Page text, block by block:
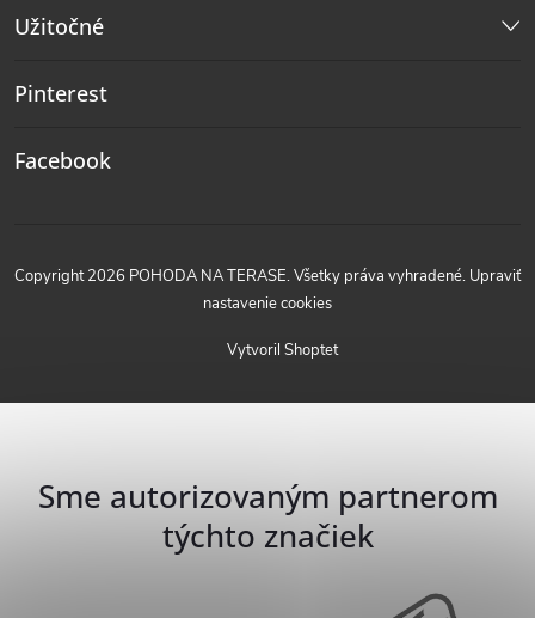
Užitočné
Pinterest
Facebook
Vytvoril Shoptet
Copyright 2026 POHODA NA TERASE. Všetky práva vyhradené. Upraviť
nastavenie cookies
Sme autorizovaným partnerom
týchto značiek